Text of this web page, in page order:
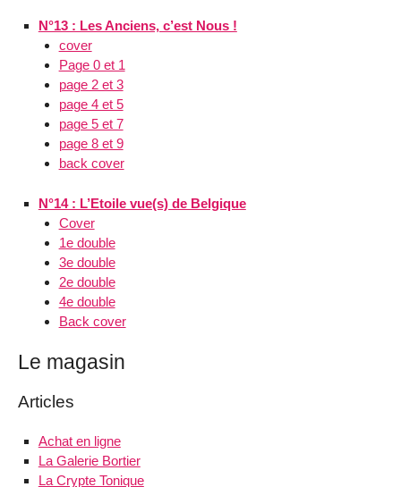
N°13 : Les Anciens, c’est Nous !
cover
Page 0 et 1
page 2 et 3
page 4 et 5
page 5 et 7
page 8 et 9
back cover
N°14 : L’Etoile vue(s) de Belgique
Cover
1e double
3e double
2e double
4e double
Back cover
Le magasin
Articles
Achat en ligne
La Galerie Bortier
La Crypte Tonique